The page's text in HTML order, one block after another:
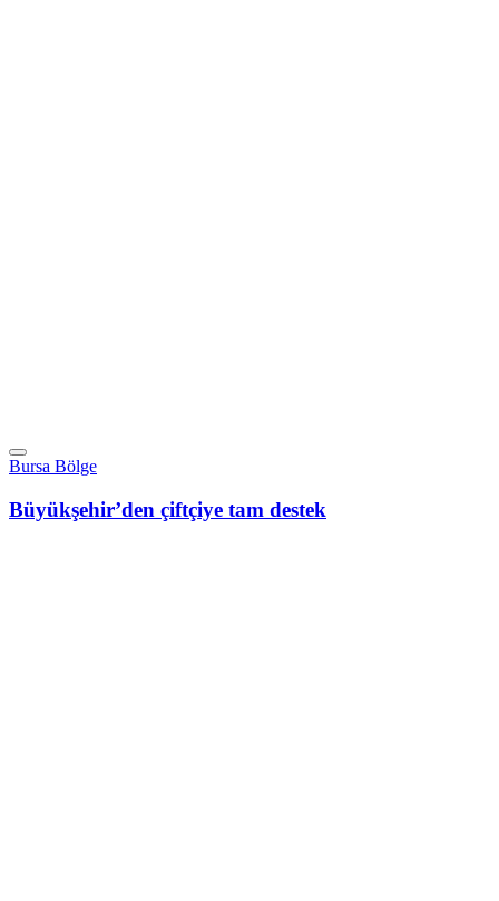
Bursa Bölge
Büyükşehir’den çiftçiye tam destek